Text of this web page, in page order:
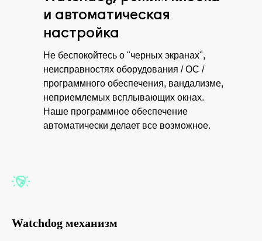
Не беспокойтесь о "черных экранах",
неисправностях оборудования / ОС /
программного обеспечения, вандализме,
неприемлемых всплывающих окнах.
Наше программное обеспечение
автоматически делает все возможное.
и автоматическая
настройка
Watchdog механизм